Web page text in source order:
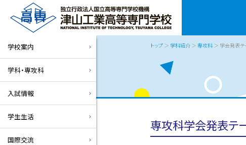
学校案内
学科・専攻科
入試情報
学生生活
国際交流
トップ ＞ 学科紹介 ＞ 専攻科 ＞ 学会発表
専攻科学会発表テ